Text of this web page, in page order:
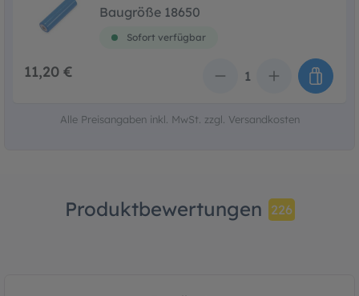
Baugröße 18650
Sofort verfügbar
11,20 €
Alle Preisangaben inkl. MwSt. zzgl. Versandkosten
Produktbewertungen 226